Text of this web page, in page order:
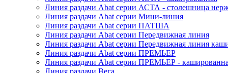
Линия раздачи Abat серии АСТА - столешница
Линия раздачи Abat серии Мини-линия
Линия раздачи Abat серии ПАТША
Линия раздачи Abat серии Передвижная линия
Линия раздачи Abat серии Передвижная линия
Линия раздачи Abat серии ПРЕМЬЕР
Линия раздачи Abat серии ПРЕМЬЕР -
Линия раздачи Вега